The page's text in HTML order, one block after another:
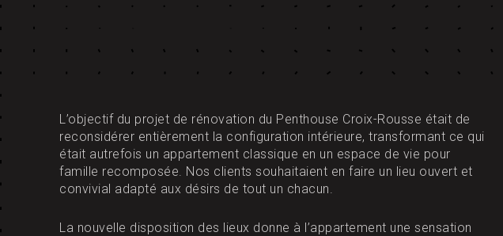
L’objectif du projet de rénovation du Penthouse Croix-Rousse était de
reconsidérer entièrement la configuration intérieure, transformant ce qui
était autrefois un appartement classique en un espace de vie pour
famille recomposée. Nos clients souhaitaient en faire un lieu ouvert et
convivial adapté aux désirs de tout un chacun.
La nouvelle disposition des lieux donne à l’appartement une sensation